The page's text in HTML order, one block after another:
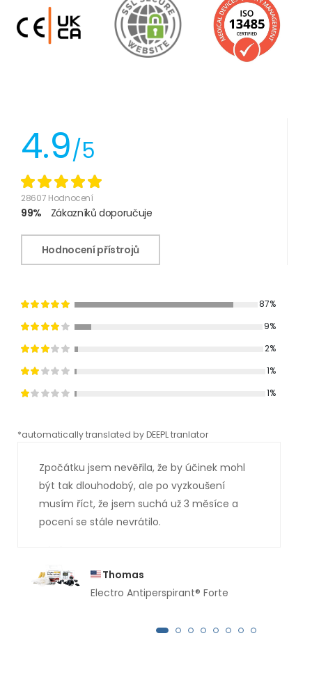
4.9/5
28607 Hodnocení
99% Zákazníků doporučuje
Hodnocení přístrojů
87%
9%
2%
1%
1%
*automatically translated by DEEPL tranlator
Zpočátku jsem nevěřila, že by účinek mohl
být tak dlouhodobý, ale po vyzkoušení
musím říct, že jsem suchá už 3 měsíce a
pocení se stále nevrátilo.
Thomas
Electro Antiperspirant® Forte